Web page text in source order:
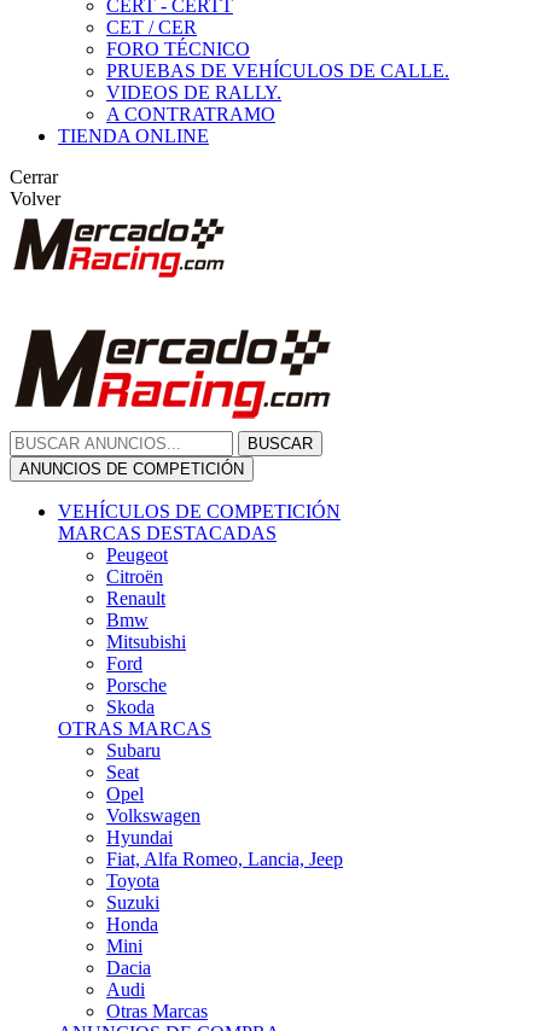
CERT - CERTT
CET / CER
FORO TÉCNICO
PRUEBAS DE VEHÍCULOS DE CALLE.
VIDEOS DE RALLY.
A CONTRATRAMO
TIENDA ONLINE
Cerrar
Volver
BUSCAR
ANUNCIOS DE COMPETICIÓN
VEHÍCULOS DE COMPETICIÓN
MARCAS DESTACADAS
Peugeot
Citroën
Renault
Bmw
Mitsubishi
Ford
Porsche
Skoda
OTRAS MARCAS
Subaru
Seat
Opel
Volkswagen
Hyundai
Fiat, Alfa Romeo, Lancia, Jeep
Toyota
Suzuki
Honda
Mini
Dacia
Audi
Otras Marcas
ANUNCIOS DE COMPRA
Compra De Coches